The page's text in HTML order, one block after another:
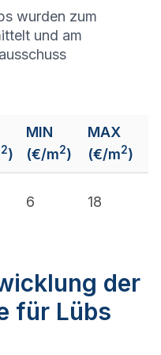
wurden zum
und am
2)
MIN
(€/m2)
MAX
(€/m2)
6 18
der
für Lübs